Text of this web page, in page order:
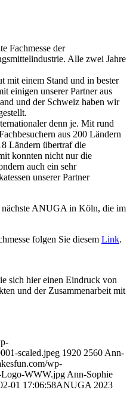
Fachmesse der
Alle zwei Jahre
mit einem Stand und in bester
einigen unserer Partner aus
und der Schweiz haben wir
denn je. Mit rund
aus 200 Ländern
Ländern übertraf die
konnten nicht nur die
auch ein sehr
unserer Partner
nächste ANUGA in Köln, die im
folgen Sie diesem Link.
sich hier einen Eindruck von
und der Zusammenarbeit mit
scaled.jpeg 1920 2560 Ann-
wp-
Logo-WWW.jpg Ann-Sophie
01 17:06:58ANUGA 2023